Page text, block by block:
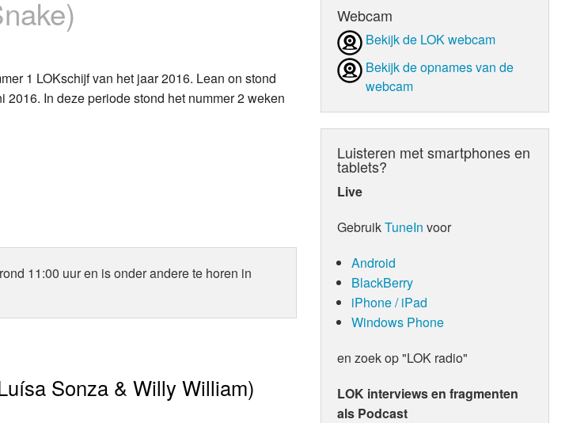
Over Krimpen a/d IJssel
1 LOKschijf van het jaar 2016. Lean on stond
In deze periode stond het nummer 2 weken
rond 11:00 uur en is onder andere te horen in
Sonza & Willy William)
Webcam
Bekijk de LOK webcam
Bekijk de opnames van de
webcam
Luisteren met smartphones en
tablets?
Live
GebruikTuneIn voor
Android
BlackBerry
iPhone / iPad
Windows Phone
en zoek op "LOK radio"
LOK interviews en fragmenten
als Podcast